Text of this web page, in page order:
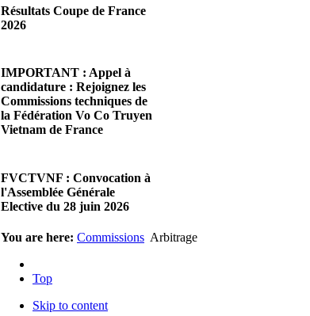
Chères Présidentes, chers
Présidents,Ce dimanche 28 juin
Lire la suite...
Résultats Coupe de France
2026
Cliquez sur ce lien pour
accéder aux résultats
Lire la suite...
IMPORTANT : Appel à
candidature : Rejoignez les
Commissions techniques de
la Fédération Vo Co Truyen
Vietnam de France
Madame la Présidente,
Monsieur le Président,Suite à
notre premier appel afin
Lire la suite...
FVCTVNF : Convocation à
l'Assemblée Générale
Elective du 28 juin 2026
23/05/2026 23:00
Présidents,Veuillez trouver ci-
joint la convocation à notre…
You are here: Commissions Arbitrage
Top
Skip to content